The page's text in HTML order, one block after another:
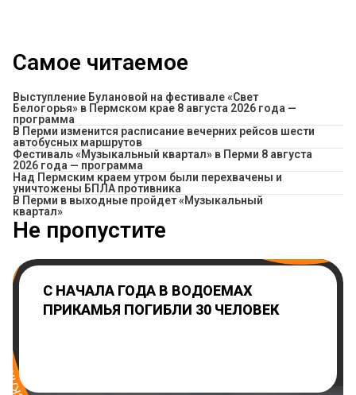
Самое читаемое
Выступление Булановой на фестивале «Свет
Белогорья» в Пермском крае 8 августа 2026 года —
программа
​В Перми изменится расписание вечерних рейсов шести
автобусных маршрутов
Фестиваль «Музыкальный квартал» в Перми 8 августа
2026 года — программа
Над Пермским краем утром были перехвачены и
уничтожены БПЛА противника
В Перми в выходные пройдет «Музыкальный
квартал»
Не пропустите
С НАЧАЛА ГОДА В ВОДОЕМАХ
ПРИКАМЬЯ ПОГИБЛИ 30 ЧЕЛОВЕК